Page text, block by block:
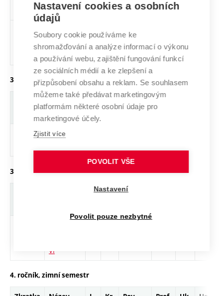
studium
DSNS04
Doktorský
seminář
IV
0 Povinný
3. ročník, zimní semestr
Prof.
DSNS05
Doktorský
3. ročník, letní semestr
Kr. Pov.
VI
4. ročník, zimní semestr
Nastavení cookies a osobních
údajů
Soubory cookie používáme ke
shromažďování a analýze informací o výkonu
a používání webu, zajištění fungování funkcí
ze sociálních médií a ke zlepšení a
přizpůsobení obsahu a reklam. Se souhlasem
můžeme také předávat marketingovým
platformám některé osobní údaje pro
marketingové účely.
Zjistit více
POVOLIT VŠE
Nastavení
Povolit pouze nezbytné